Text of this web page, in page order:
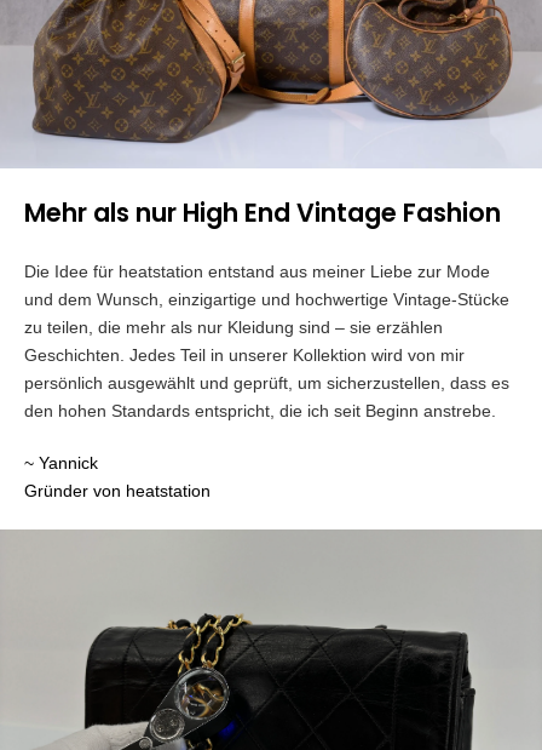
Mehr als nur High End Vintage Fashion
Die Idee für heatstation entstand aus meiner Liebe zur Mode
und dem Wunsch, einzigartige und hochwertige Vintage-Stücke
zu teilen, die mehr als nur Kleidung sind – sie erzählen
Geschichten. Jedes Teil in unserer Kollektion wird von mir
persönlich ausgewählt und geprüft, um sicherzustellen, dass es
den hohen Standards entspricht, die ich seit Beginn anstrebe.
~ Yannick
Gründer von heatstation